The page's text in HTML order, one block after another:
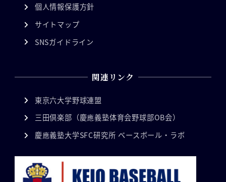
個人情報保護方針
サイトマップ
SNSガイドライン
関連リンク
東京六大学野球連盟
三田倶楽部（慶應義塾体育会野球部OB会）
慶應義塾大学SFC研究所 ベースボール・ラボ